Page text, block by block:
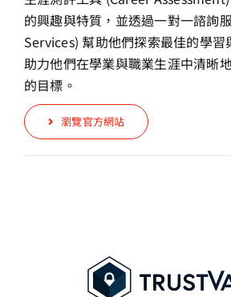
的興趣與特質，並透過一對一諮詢
Services) 幫助他們探索最佳的學習
助力他們在學業與職業生涯中清晰
的目標。
瀏覽官方網站